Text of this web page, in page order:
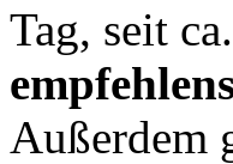
Tag, seit
Außerdem